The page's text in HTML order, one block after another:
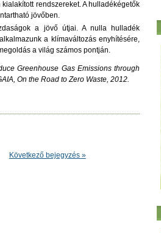
rendszereket. A hulladékégetők
jövőben.
a jövő útjai. A nulla hulladék
a klímaváltozás enyhítésére,
a világ számos pontján.
Greenhouse Gas Emissions through
On the Road to Zero Waste, 2012.
Következő bejegyzés »